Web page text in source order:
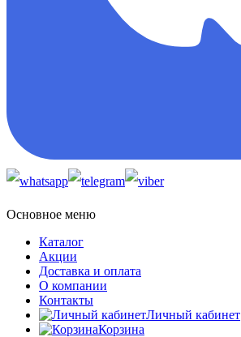
Основное меню
Каталог
Акции
Доставка и оплата
О компании
Контакты
Личный кабинет
Корзина